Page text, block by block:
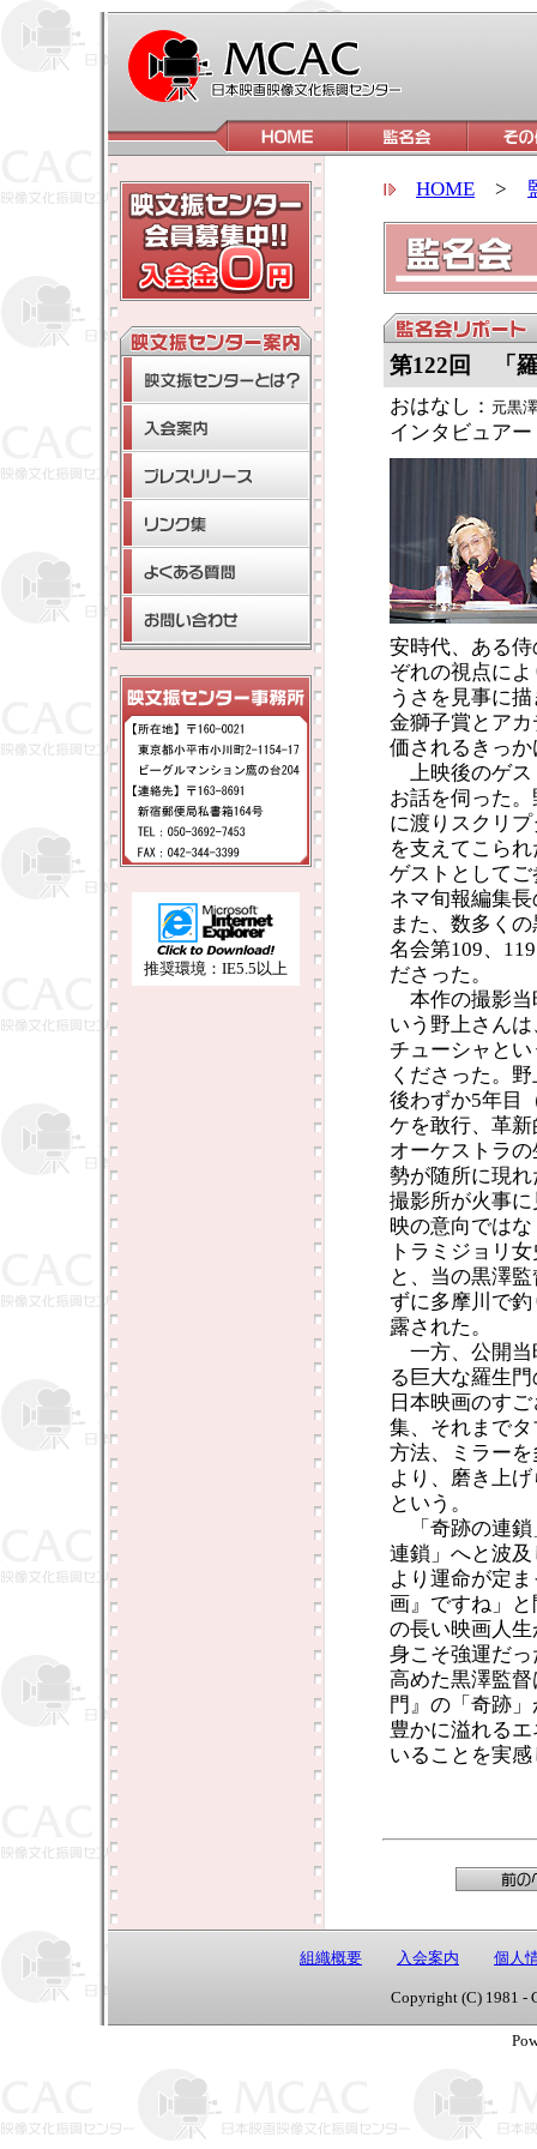
推奨環境：IE5.5以上
HOME >
第122回 「
おはなし： 元黒
インタビュアー
安時代、ある
ぞれの視点に
うさを見事に
金獅子賞とア
価されるきっ
上映後のゲス
お話を伺った
に渡りスクリ
を支えてこら
ゲストとして
ネマ旬報編集
また、数多く
名会第109、
ださった。
本作の撮影当
いう野上さん
チューシャと
くださった。
後わずか5年目
ケを敢行、革
オーケストラ
勢が随所に現
撮影所が火事
映の意向では
トラミジョリ
と、当の黒澤
ずに多摩川で
露された。
一方、公開当
る巨大な羅生
日本映画のす
集、それまで
方法、ミラー
より、磨き上
という。
「奇跡の連鎖
連鎖」へと波
より運命が定
画』ですね」
の長い映画人
身こそ強運だ
高めた黒澤監
門』の「奇跡
豊かに溢れる
いることを実
組織概要 入会案内 個人
Copyright (C) 1981 -